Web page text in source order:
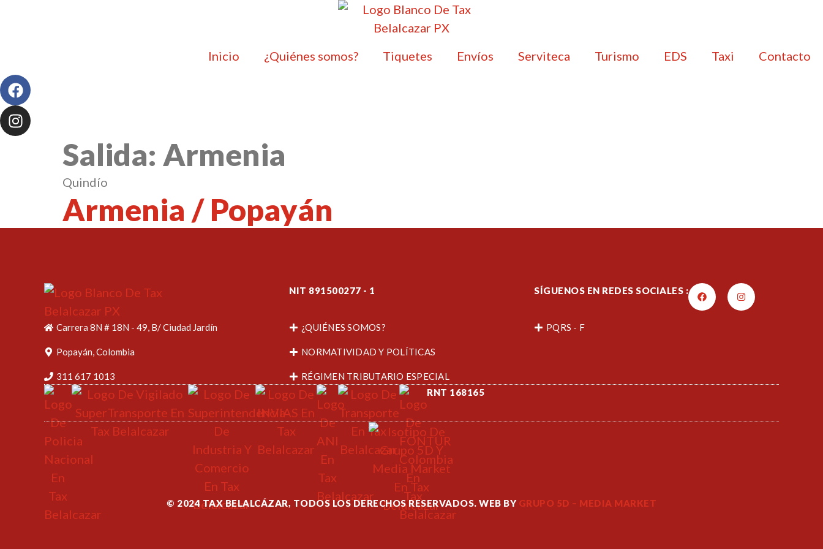
Inicio ¿Quiénes somos? Tiquetes Envíos Serviteca Turismo EDS Taxi Contacto
Salida: Armenia
Quindío
Armenia / Popayán
NIT 891500277 - 1 SÍGUENOS EN REDES SOCIALES :
Carrera 8N # 18N - 49, B/ Ciudad Jardín
Popayán, Colombia
311 617 1013
¿QUIÉNES SOMOS?
NORMATIVIDAD Y POLÍTICAS
RÉGIMEN TRIBUTARIO ESPECIAL
PQRS - F
RNT 168165
© 2024 TAX BELALCÁZAR, TODOS LOS DERECHOS RESERVADOS. WEB BY GRUPO 5D – MEDIA MARKET